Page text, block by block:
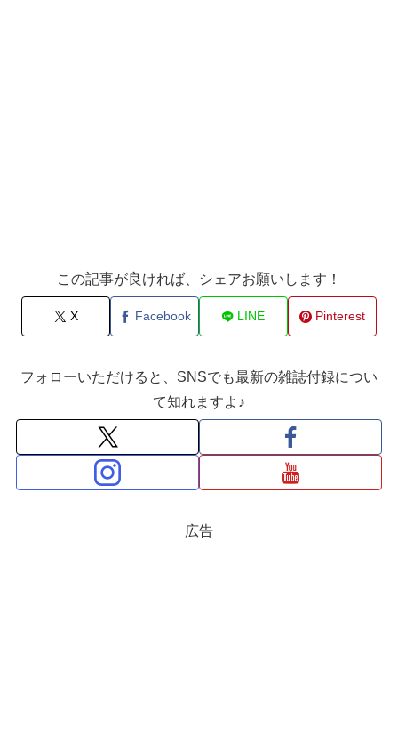
この記事が良ければ、シェアお願いします！
X Facebook LINE Pinterest
フォローいただけると、SNSでも最新の雑誌付録につい
て知れますよ♪
広告